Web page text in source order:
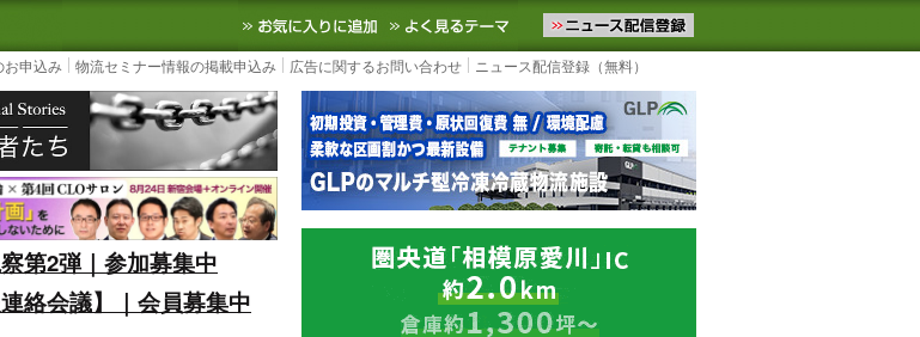
流ニュースサイト
3PL, SCMなど国内外の最新の物流ニュースをお届けします。物流ニュースメール配信を登録す
お気に入りに追加 よく見るテーマ
お申込み 物流セミナー情報の掲載申込み 広告に関するお問い合わせ ニュース配信登録（無料）
第2弾｜参加募集中
絡会議】｜会員募集中